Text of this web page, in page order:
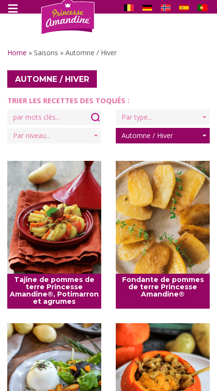
Home » Saisons » Automne / Hiver
AUTOMNE / HIVER
TRIER LES RECETTES DES TOQUÉS :
for:
Par type...
Par niveau...
Automne / Hiver
Tajine de pommes de
terre Princesse
Amandine®, Potimarron
et agrumes
Fondante de pommes
de terre Princesse
Amandine®